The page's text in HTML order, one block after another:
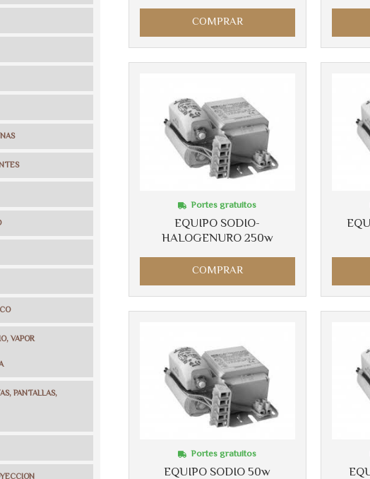
VAPOR
PANTALLAS,
COMPRAR
EQUIPO SODIO-
HALOGENURO 250w
Portes gratuitos
COMPRAR
EQUIPO SODIO 50w
Portes gratuitos